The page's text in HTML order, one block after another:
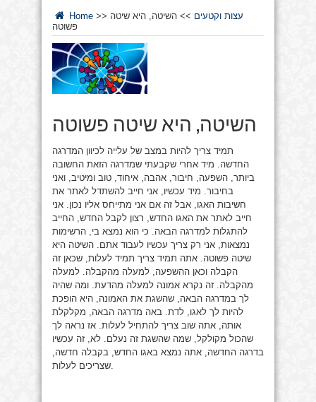
Home >> עצות וקטעים >> השיטה, היא שיטה
פשוטה
השיטה, היא שיטה פשוטה
תמיד צריך להיות במצב של עלייה לכיוון המדרגה
החדשה. מיד אחרי שקבעתי שמדרגה הזאת החשובה
ביותר, השפעה, חיבור, אהבה, איחוד, טוב ומיטיב, ואני
בחיבור. מיד עכשיו, אני חייב להשתדל לאתר את
חשיבות האגו, אבל זה אם אני מתייחס אליו נכון. אני
חייב לאתר את האגו החדש, רצון לקבל החדש, החייב
להתגלות למדרגה הבאה. כי הוא נמצא בי, הרשימות
נמצאות, אני רק צריך עכשיו לעבוד אתם. השיטה היא
שיטה פשוטה. אתה תמיד צריך תמיד לעלות, שכאן זה
הקבלה וכאן ההשפעה, למעלה מהקבלה. למעלה
מהקבלה. זה נקרא אמונה למעלה מהדעת. ומה שהיה
לך במדרגה הבאה, שהשגת את האמונה, היא הופכת
להיות לך לאגו, לדת. באה מדרגה הבאה, מקלקלת
אותה, אתה שוב צריך להתחיל לעלות. אז נראה לך
שהכול מקולקל, שמה שהשגת זה נעלם. לא, זה עכשיו
בדרגה החדשה, אתה נמצא באגו החדש, בקבלה חדשה,